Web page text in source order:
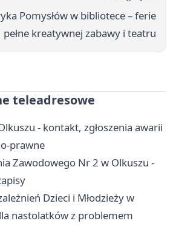
Pomysłów w bibliotece – ferie
pełne kreatywnej zabawy i teatru
teleadresowe
- kontakt, zgłoszenia awarii
prawne
Zawodowego Nr 2 w Olkuszu -
Dzieci i Młodzieży w
nastolatków z problemem